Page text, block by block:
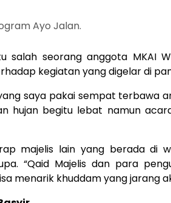
Ayo Jalan.
salah seorang anggota MKAI
kegiatan yang digelar di
saya pakai sempat terbawa
hujan begitu lebat namun
majelis lain yang berada di
“Qaid Majelis dan para
menarik khuddam yang jarang